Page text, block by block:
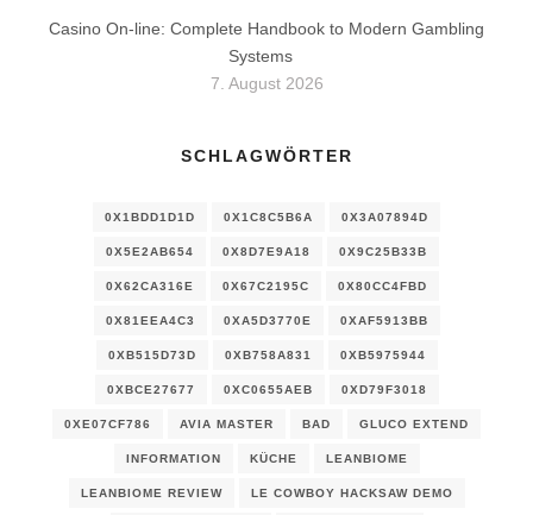
Casino On-line: Complete Handbook to Modern Gambling
Systems
7. August 2026
SCHLAGWÖRTER
0X1BDD1D1D 0X1C8C5B6A 0X3A07894D
0X5E2AB654 0X8D7E9A18 0X9C25B33B
0X62CA316E 0X67C2195C 0X80CC4FBD
0X81EEA4C3 0XA5D3770E 0XAF5913BB
0XB515D73D 0XB758A831 0XB5975944
0XBCE27677 0XC0655AEB 0XD79F3018
0XE07CF786 AVIA MASTER BAD GLUCO EXTEND
INFORMATION KÜCHE LEANBIOME
LEANBIOME REVIEW LE COWBOY HACKSAW DEMO